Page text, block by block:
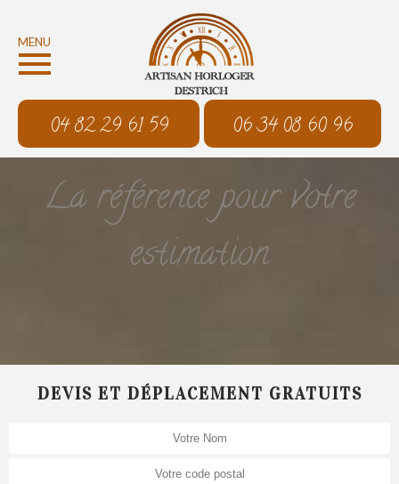
MENU
04 82 29 61 59 06 34 08 60 96
La référence pour votre
estimation
DEVIS ET DÉPLACEMENT GRATUITS